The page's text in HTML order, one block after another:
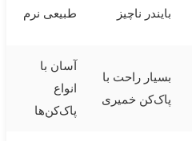
بایندر ناچیز
طبیعی نرم
بسیار راحت با
پاک‌کن خمیری
آسان با
انواع
پاک‌کن‌ها